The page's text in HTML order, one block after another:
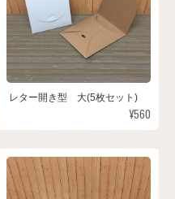
レター開き型 大(5枚セット)
¥560